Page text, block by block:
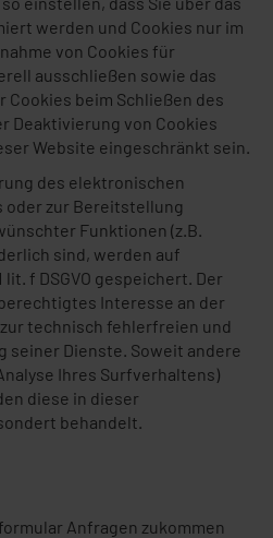
werden und Cookies nur im
von Cookies für
ausschließen sowie das
beim Schließen des
Deaktivierung von Cookies
Website eingeschränkt sein.
des elektronischen
oder zur Bereitstellung
Funktionen (z.B.
sind, werden auf
lit. f DSGVO gespeichert. Der
Interesse an der
technisch fehlerfreien und
Dienste. Soweit andere
Ihres Surfverhaltens)
diese in dieser
behandelt.
Anfragen zukommen